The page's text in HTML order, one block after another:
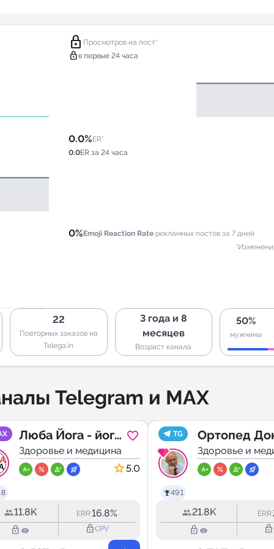
lock Просмотров на пост*
lock в первые 24 часа
0.0%ER*
0.0ER за 24 часа
0%Emoji Reaction Rate рекламных постов за 7 дней
22
Повторных заказов на
Telega.in
3 года и 8
месяцев
Возраст канала
50%
мужчины
Telegram и MAX
Люба Йога - йога
и здоровье
Здоровье и медицина
5.0
11.8K ERR:16.8%
lock_outline lock_outlineCPV
TG
49.1
Ортопед
Мамонтов
Санкт-
Здоровье и
21.8K ERR:
lock_outline lock_outline